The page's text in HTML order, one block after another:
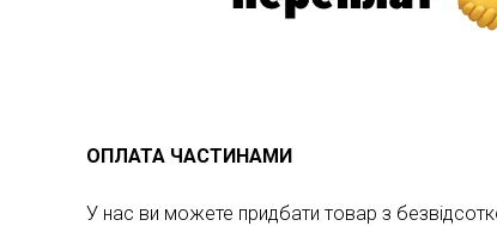
ОПЛАТА ЧАСТИНАМИ
У нас ви можете придбати товар з